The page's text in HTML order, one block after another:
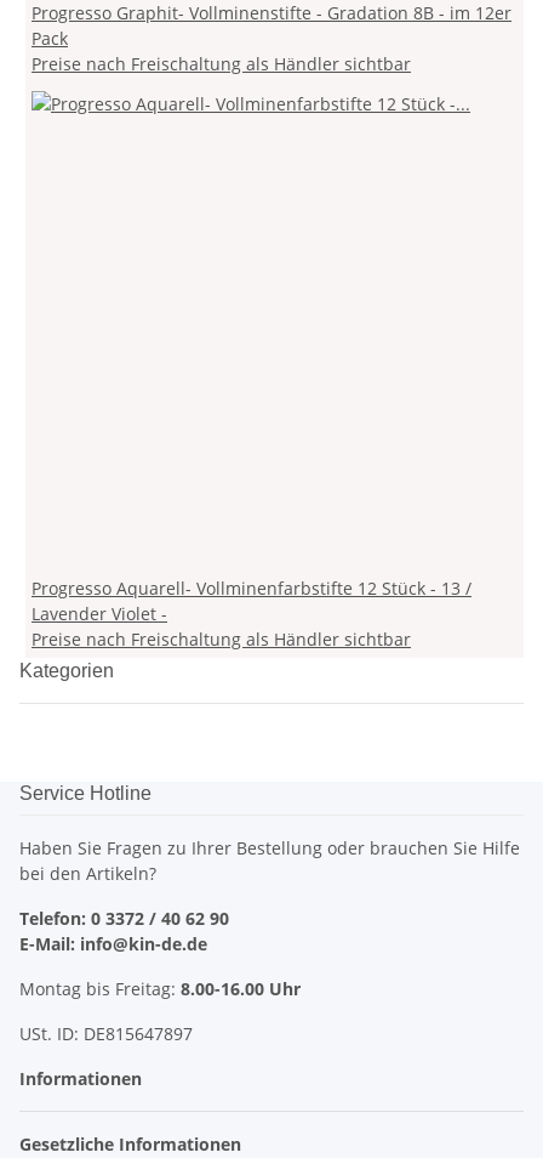
Progresso Graphit- Vollminenstifte - Gradation 8B - im 12er
Pack
Preise nach Freischaltung als Händler sichtbar
Progresso Aquarell- Vollminenfarbstifte 12 Stück - 13 /
Lavender Violet -
Preise nach Freischaltung als Händler sichtbar
Kategorien
Service Hotline
Haben Sie Fragen zu Ihrer Bestellung oder brauchen Sie Hilfe
bei den Artikeln?
Telefon: 0 3372 / 40 62 90
E-Mail: info@kin-de.de
Montag bis Freitag: 8.00-16.00 Uhr
USt. ID: DE815647897
Informationen
Gesetzliche Informationen